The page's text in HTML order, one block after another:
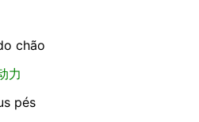
chão
力
pés